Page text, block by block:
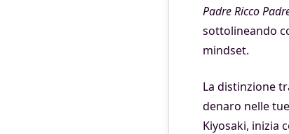
Padre Ricco
sottolineando
mindset.
La distinzione
denaro nelle
Kiyosaki, inizia